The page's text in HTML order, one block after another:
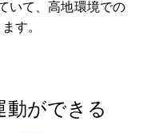
いて、高地環境での
す。
ができる